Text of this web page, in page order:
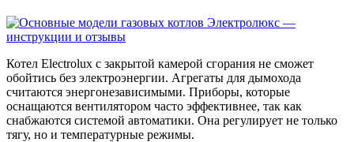
Котел Electrolux с закрытой камерой сгорания не сможет
обойтись без электроэнергии. Агрегаты для дымохода
считаются энергонезависимыми. Приборы, которые
оснащаются вентилятором часто эффективнее, так как
снабжаются системой автоматики. Она регулирует не только
тягу, но и температурные режимы.